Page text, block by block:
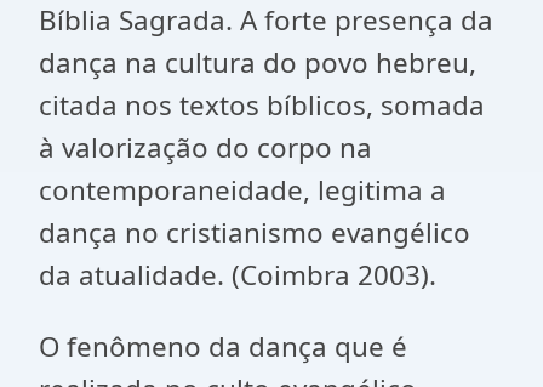
Bíblia Sagrada. A forte presença da
dança na cultura do povo hebreu,
citada nos textos bíblicos, somada
à valorização do corpo na
contemporaneidade, legitima a
dança no cristianismo evangélico
da atualidade. (Coimbra 2003).
O fenômeno da dança que é